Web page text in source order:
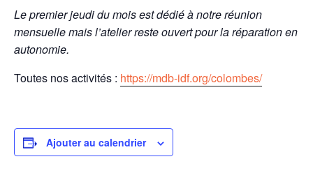
Le premier jeudi du mois est dédié à notre réunion
mensuelle mais l’atelier reste ouvert pour la réparation en
autonomie.
Toutes nos activités : https://mdb-idf.org/colombes/
Ajouter au calendrier